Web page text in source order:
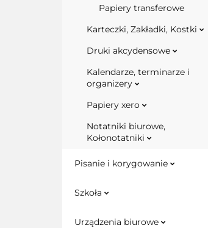
Papiery transferowe
Karteczki, Zakładki, Kostki
Druki akcydensowe
Kalendarze, terminarze i
organizery
Papiery xero
Notatniki biurowe,
Kołonotatniki
Pisanie i korygowanie
Szkoła
Urządzenia biurowe